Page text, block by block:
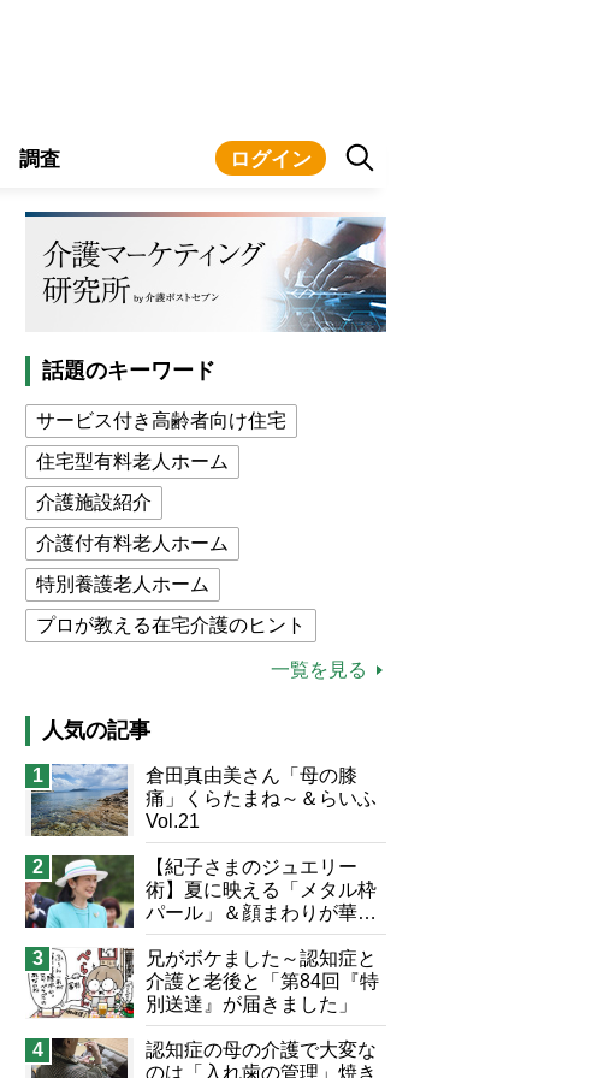
調査 ログイン
話題のキーワード
サービス付き高齢者向け住宅
住宅型有料老人ホーム
介護施設紹介
介護付有料老人ホーム
特別養護老人ホーム
プロが教える在宅介護のヒント
介護食
猫が母になつきません
息子の遠距離介護サバイバル術
兄がボケました
予防法
一覧を見る
人気の記事
1
倉田真由美さん「母の膝
痛」くらたまね～＆らいふ
Vol.21
2
【紀子さまのジュエリー
術】夏に映える「メタル枠
パール」＆顔まわりが華や
ぐ「揺れる一粒」の使い分
け方
3
兄がボケました～認知症と
介護と老後と「第84回『特
別送達』が届きました」
4
認知症の母の介護で大変な
のは「入れ歯の管理」焼き